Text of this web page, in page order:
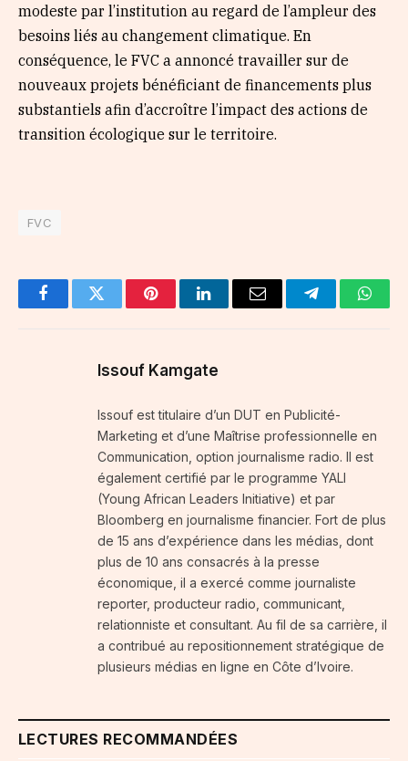
modeste par l’institution au regard de l’ampleur des
besoins liés au changement climatique. En
conséquence, le FVC a annoncé travailler sur de
nouveaux projets bénéficiant de financements plus
substantiels afin d’accroître l’impact des actions de
transition écologique sur le territoire.
FVC
FacebookTwitter PinterestLinkedInEmail Telegram
Issouf Kamgate
Issouf est titulaire d’un DUT en Publicité-
Marketing et d’une Maîtrise professionnelle en
Communication, option journalisme radio. Il est
également certifié par le programme YALI
(Young African Leaders Initiative) et par
Bloomberg en journalisme financier. Fort de plus
de 15 ans d’expérience dans les médias, dont
plus de 10 ans consacrés à la presse
économique, il a exercé comme journaliste
reporter, producteur radio, communicant,
relationniste et consultant. Au fil de sa carrière, il
a contribué au repositionnement stratégique de
plusieurs médias en ligne en Côte d’Ivoire.
LECTURES RECOMMANDÉES